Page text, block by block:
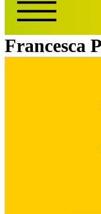
Francesca